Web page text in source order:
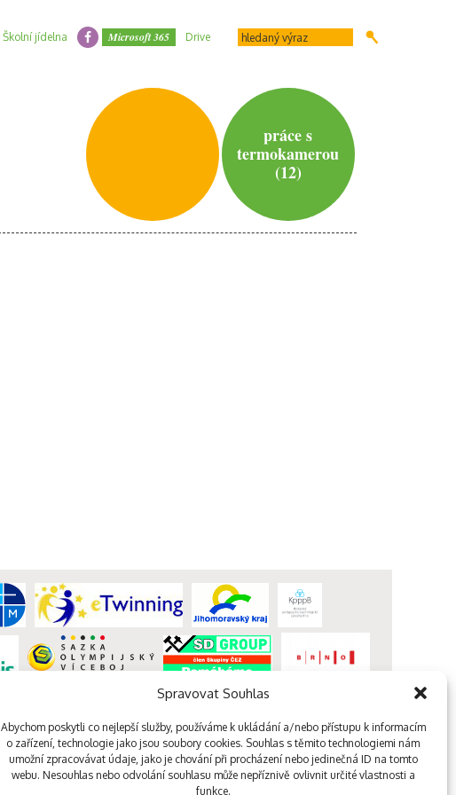
Spravovat Souhlas
Abychom poskytli co nejlepší služby, používáme k ukládání a/nebo přístupu k informacím
o zařízení, technologie jako jsou soubory cookies. Souhlas s těmito technologiemi nám
umožní zpracovávat údaje, jako je chování při procházení nebo jedinečná ID na tomto
webu. Nesouhlas nebo odvolání souhlasu může nepříznivě ovlivnit určité vlastnosti a
funkce.
Školní jídelna Microsoft 365 Drive
práce s
termokamerou
(12)
webdesign kutululu